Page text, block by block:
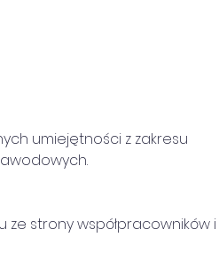
umiejętności z zakresu
ze strony współpracowników i